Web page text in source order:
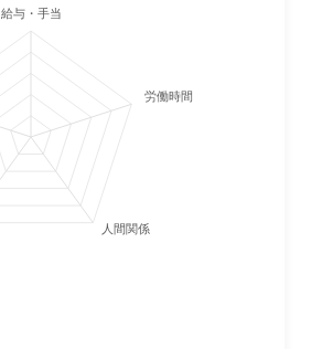
給与・手当
労働時間・休日
人間関係